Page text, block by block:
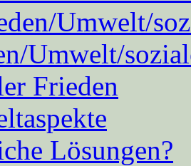
Umwelt/
Umwelt/
Frieden
Lösungen?